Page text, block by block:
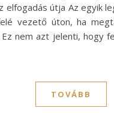
elfogadás útja Az egyik
vezető úton, ha
nem azt jelenti, hogy
TOVÁBB